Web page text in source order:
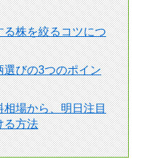
る株を絞るコツにつ
選びの3つのポイン
相場から、明日注目
る方法